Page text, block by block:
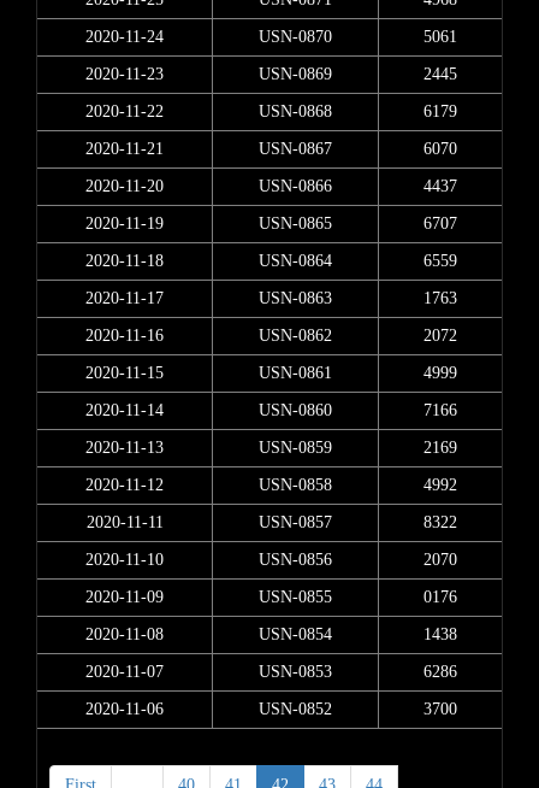
2020-11-24 USN-0870 5061
2020-11-23 USN-0869 2445
2020-11-22 USN-0868 6179
2020-11-21 USN-0867 6070
2020-11-20 USN-0866 4437
2020-11-19 USN-0865 6707
2020-11-18 USN-0864 6559
2020-11-17 USN-0863 1763
2020-11-16 USN-0862 2072
2020-11-15 USN-0861 4999
2020-11-14 USN-0860 7166
2020-11-13 USN-0859 2169
2020-11-12 USN-0858 4992
2020-11-11 USN-0857 8322
2020-11-10 USN-0856 2070
2020-11-09 USN-0855 0176
2020-11-08 USN-0854 1438
2020-11-07 USN-0853 6286
2020-11-06 USN-0852 3700